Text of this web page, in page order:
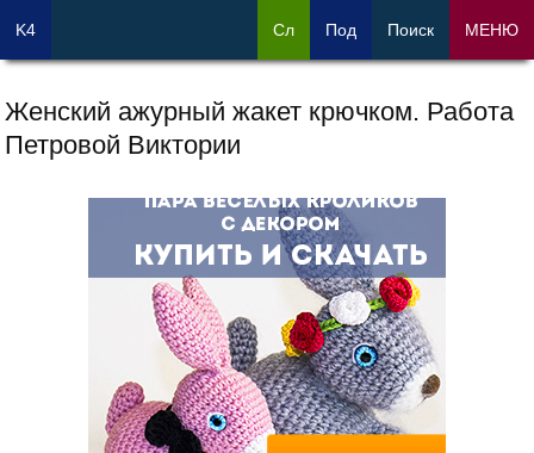
Женский ажурный жакет крючком. Работа
Петровой Виктории
K4 Сл Под Поиск МЕНЮ